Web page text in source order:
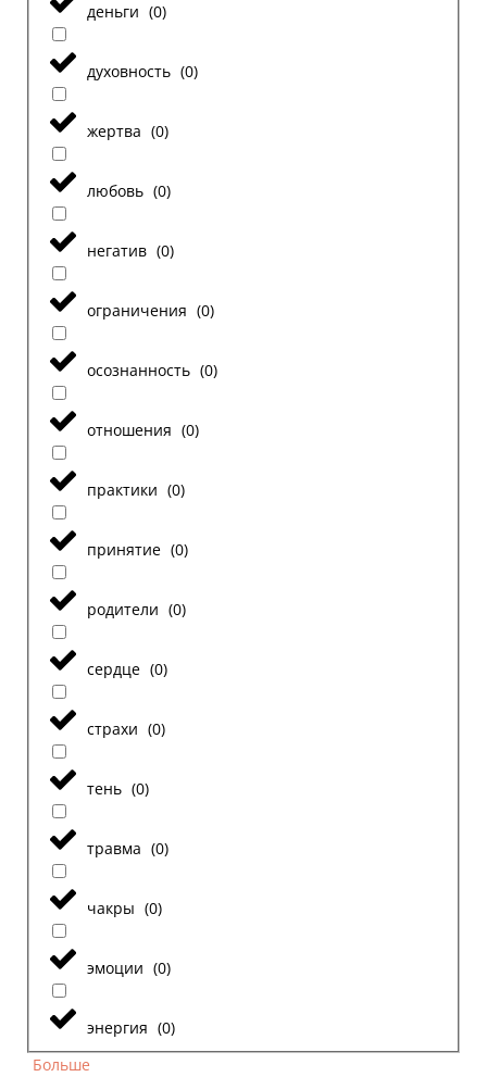
деньги (0)
духовность (0)
жертва (0)
любовь (0)
негатив (0)
ограничения (0)
осознанность (0)
отношения (0)
практики (0)
принятие (0)
родители (0)
сердце (0)
страхи (0)
тень (0)
травма (0)
чакры (0)
эмоции (0)
энергия (0)
Больше